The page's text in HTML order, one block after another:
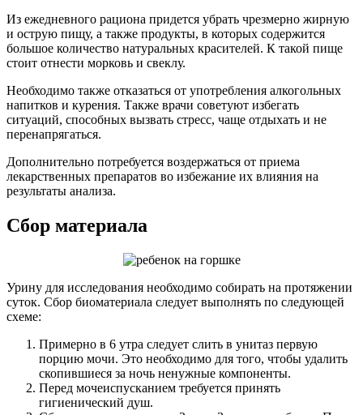
Из ежедневного рациона придется убрать чрезмерно жирную
и острую пищу, а также продукты, в которых содержится
большое количество натуральных красителей. К такой пище
стоит отнести морковь и свеклу.
Необходимо также отказаться от употребления алкогольных
напитков и курения. Также врачи советуют избегать
ситуаций, способных вызвать стресс, чаще отдыхать и не
перенапрягаться.
Дополнительно потребуется воздержаться от приема
лекарственных препаратов во избежание их влияния на
результаты анализа.
Сбор материала
Урину для исследования необходимо собирать на протяжении
суток. Сбор биоматериала следует выполнять по следующей
схеме:
Примерно в 6 утра следует слить в унитаз первую
порцию мочи. Это необходимо для того, чтобы удалить
скопившиеся за ночь ненужные компоненты.
Перед мочеиспусканием требуется принять
гигиенический душ.